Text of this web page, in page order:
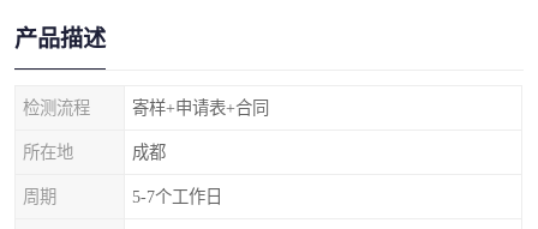
产品描述
检测流程 寄样+申请表+合同
所在地 成都
周期 5-7个工作日